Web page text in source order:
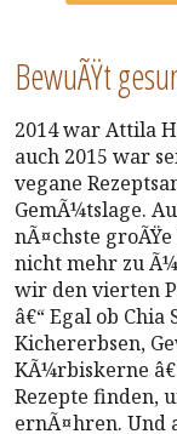
BewuÃŸt
2014 war Attila
auch 2015 war
vegane
GemÃ¼tslage.
nÃ¤chste
nicht mehr zu
wir den vierten
â€“ Egal ob Chia
Kichererbsen,
KÃ¼rbiskerne
Rezepte finden,
ernÃ¤hren. Und